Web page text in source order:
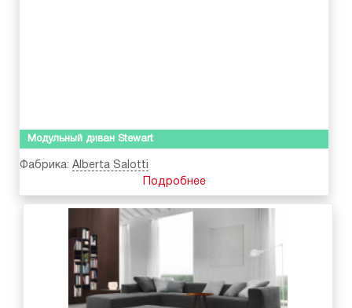
Модульный диван Stewart
Фабрика: Alberta Salotti
Подробнее